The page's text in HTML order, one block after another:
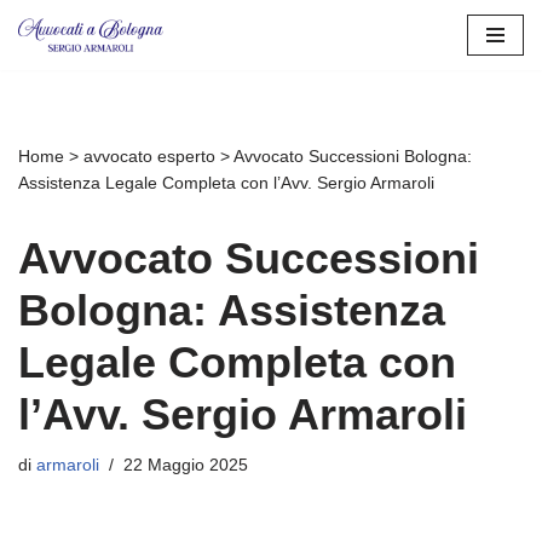
Home > avvocato esperto >Avvocato Successioni Bologna:
Assistenza Legale Completa con l’Avv. Sergio Armaroli
Avvocato Successioni
Bologna: Assistenza
Legale Completa con
l’Avv. Sergio Armaroli
di armaroli 22 Maggio 2025